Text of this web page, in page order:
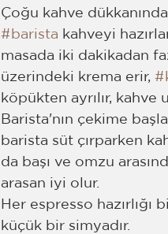
Çoğu kahve
#barista kahveyi
masada iki dakikadan
üzerindeki krema erir,
köpükten ayrılır, kahve
Barista'nın çekime
barista süt çırparken
da başı ve omzu
arasan iyi olur.
Her espresso hazırlığı
küçük bir simyadır.